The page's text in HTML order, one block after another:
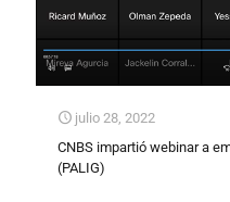
julio 28, 2022
CNBS impartió webinar a
(PALIG)